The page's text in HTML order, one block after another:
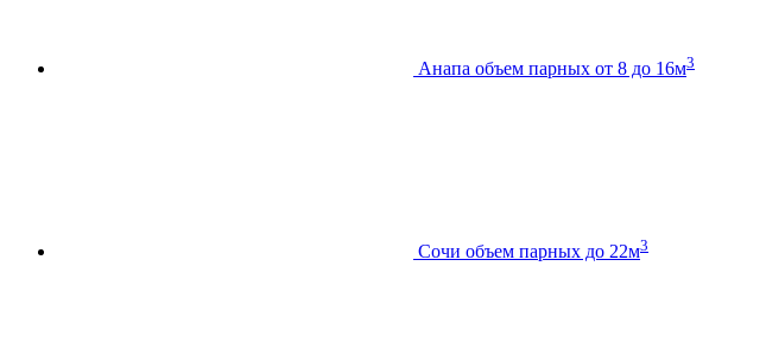
Анапа объем парных от 8 до 16м3
Сочи объем парных до 22м3